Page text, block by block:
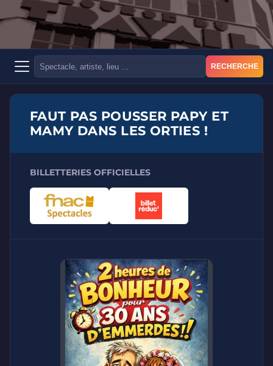
RECHERCHE
FAUT PAS POUSSER PAPY ET
MAMY DANS LES ORTIES !
BILLETTERIES OFFICIELLES